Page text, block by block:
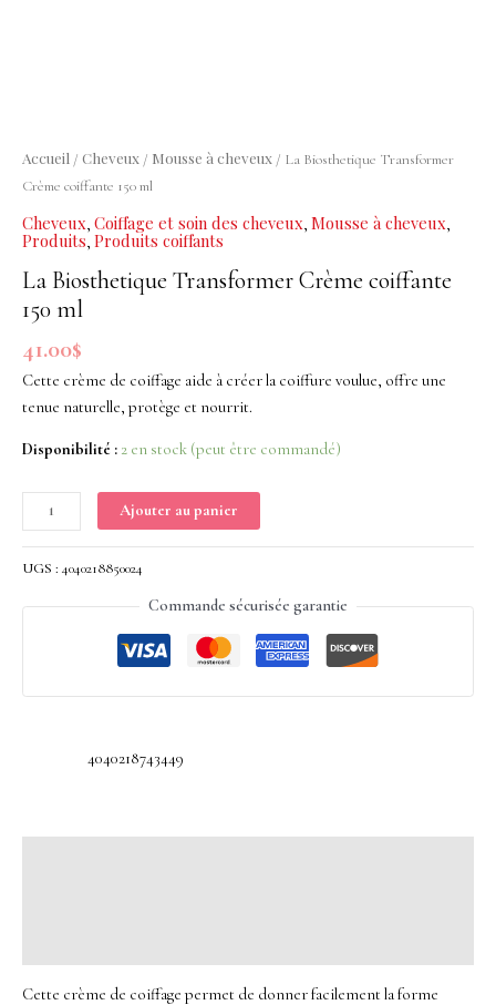
Accueil / Cheveux / Mousse à cheveux / La Biosthetique Transformer
Crème coiffante 150 ml
Cheveux, Coiffage et soin des cheveux, Mousse à cheveux,
Produits, Produits coiffants
La Biosthetique Transformer Crème coiffante
150 ml
41.00$
Cette crème de coiffage aide à créer la coiffure voulue, offre une
tenue naturelle, protège et nourrit.
Disponibilité : 2 en stock (peut être commandé)
Ajouter au panier
UGS : 4040218850024
Commande sécurisée garantie
4040218743449
Cette crème de coiffage permet de donner facilement la forme